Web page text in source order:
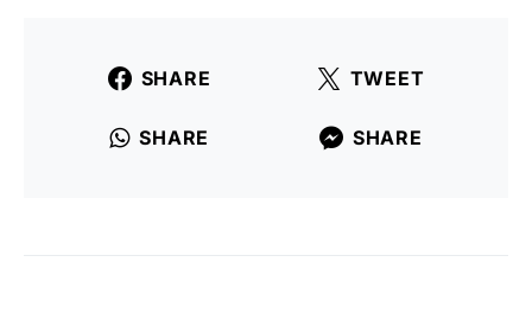
SHARE TWEET
SHARE SHARE